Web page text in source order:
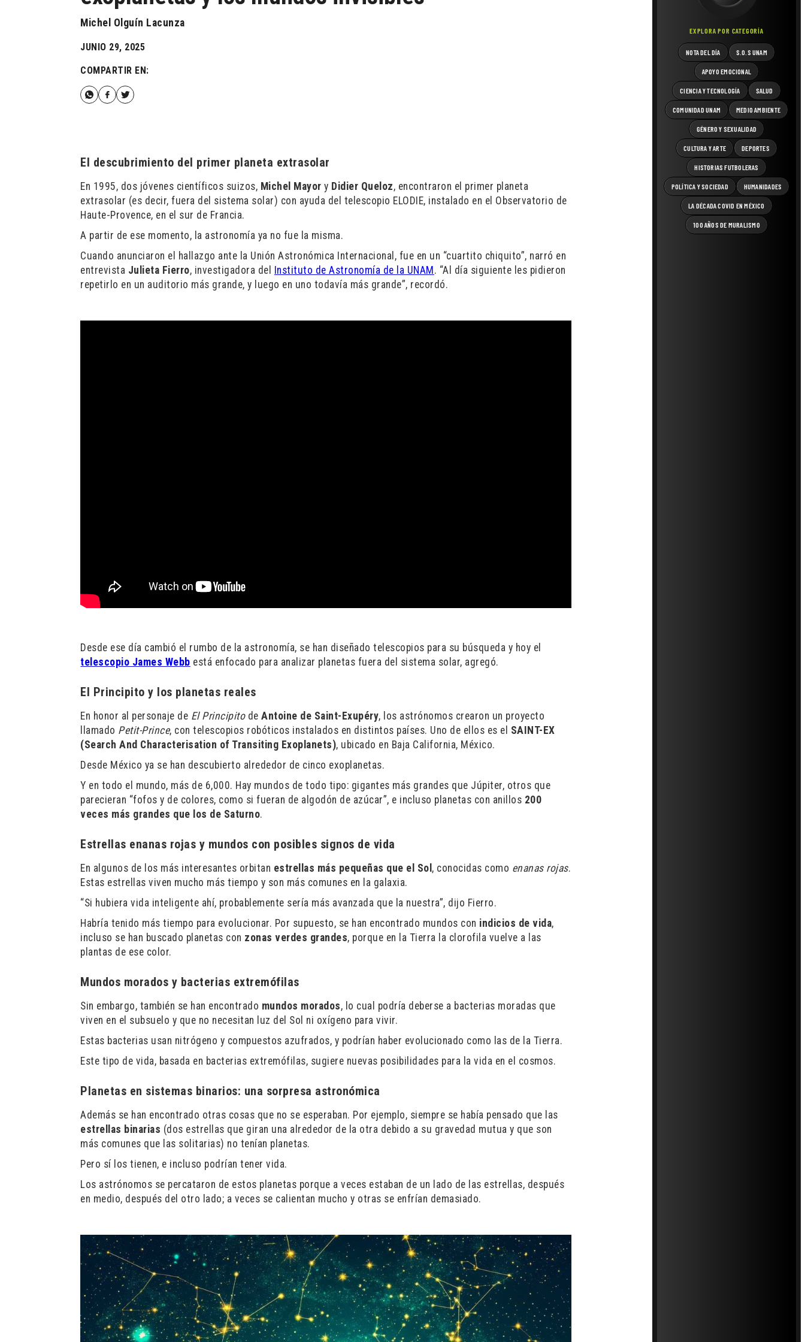
EXPLORA POR CATEGORÍA
NOTA DEL DÍA S.O.S UNAM
APOYO EMOCIONAL
CIENCIA Y TECNOLOGÍA SALUD
COMUNIDAD UNAM MEDIO AMBIENTE
GÉNERO Y SEXUALIDAD
CULTURA Y ARTE DEPORTES
HISTORIAS FUTBOLERAS
POLÍTICA Y SOCIEDAD HUMANIDADES
LA DÉCADA COVID EN MÉXICO
100 AÑOS DE MURALISMO
Michel Olguín Lacunza
JUNIO 29, 2025
COMPARTIR EN:
El descubrimiento del primer planeta extrasolar
En 1995, dos jóvenes científicos suizos, Michel Mayor y Didier Queloz, encontraron el primer planeta
extrasolar (es decir, fuera del sistema solar) con ayuda del telescopio ELODIE, instalado en el Observatorio de
Haute-Provence, en el sur de Francia.
A partir de ese momento, la astronomía ya no fue la misma.
Cuando anunciaron el hallazgo ante la Unión Astronómica Internacional, fue en un “cuartito chiquito”, narró en
entrevista Julieta Fierro, investigadora del Instituto de Astronomía de la UNAM . “Al día siguiente les pidieron
repetirlo en un auditorio más grande, y luego en uno todavía más grande”, recordó.
Desde ese día cambió el rumbo de la astronomía, se han diseñado telescopios para su búsqueda y hoy el
telescopio James Webb está enfocado para analizar planetas fuera del sistema solar, agregó.
El Principito y los planetas reales
En honor al personaje de El PrincipitodeAntoine de Saint-Exupéry, los astrónomos crearon un proyecto
llamado Petit-Prince, con telescopios robóticos instalados en distintos países. Uno de ellos es el SAINT-EX
(Search And Characterisation of Transiting Exoplanets), ubicado en Baja California, México.
Desde México ya se han descubierto alrededor de cinco exoplanetas.
Y en todo el mundo, más de 6,000. Hay mundos de todo tipo: gigantes más grandes que Júpiter, otros que
parecieran “fofos y de colores, como si fueran de algodón de azúcar”, e incluso planetas con anillos 200
veces más grandes que los de Saturno.
Estrellas enanas rojas y mundos con posibles signos de vida
En algunos de los más interesantes orbitan estrellas más pequeñas que el Sol , conocidas como enanas rojas.
Estas estrellas viven mucho más tiempo y son más comunes en la galaxia.
“Si hubiera vida inteligente ahí, probablemente sería más avanzada que la nuestra”, dijo Fierro.
Habría tenido más tiempo para evolucionar. Por supuesto, se han encontrado mundos con indicios de vida,
incluso se han buscado planetas con zonas verdes grandes, porque en la Tierra la clorofila vuelve a las
plantas de ese color.
Mundos morados y bacterias extremófilas
Sin embargo, también se han encontrado mundos morados, lo cual podría deberse a bacterias moradas que
viven en el subsuelo y que no necesitan luz del Sol ni oxígeno para vivir.
Estas bacterias usan nitrógeno y compuestos azufrados, y podrían haber evolucionado como las de la Tierra.
Este tipo de vida, basada en bacterias extremófilas, sugiere nuevas posibilidades para la vida en el cosmos.
Planetas en sistemas binarios: una sorpresa astronómica
Además se han encontrado otras cosas que no se esperaban. Por ejemplo, siempre se había pensado que las
estrellas binarias (dos estrellas que giran una alrededor de la otra debido a su gravedad mutua y que son
más comunes que las solitarias) no tenían planetas.
Pero sí los tienen, e incluso podrían tener vida.
Los astrónomos se percataron de estos planetas porque a veces estaban de un lado de las estrellas, después
en medio, después del otro lado; a veces se calientan mucho y otras se enfrían demasiado.